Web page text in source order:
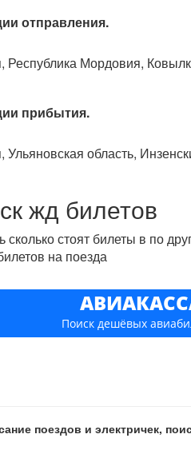
отправления.
Республика Мордовия,
прибытия.
Ульяновская область,
жд билетов
стоят билеты в по
на поезда
Поиск дешёвых
поездов и электричек,